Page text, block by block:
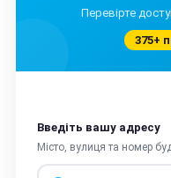
Перевірте
375+
Введіть вашу адресу
Місто, вулиця та номер